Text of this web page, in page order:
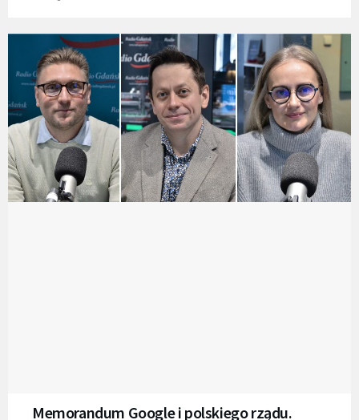
Memorandum Google i polskiego rządu.